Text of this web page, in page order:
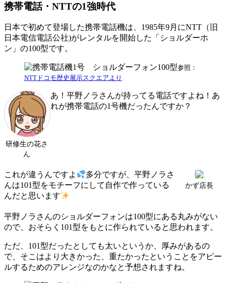
携帯電話・NTTの1強時代
日本で初めて登場した携帯電話機は、1985年9月にNTT（旧
日本電信電話公社)がレンタルを開始した「ショルダーホ
ン」の100型です。
参照：
NTTドコモ歴史展示スクエアより
研修生の花さ
ん
あ！平野ノラさんが持ってる電話ですよね！あ
れが携帯電話の1号機だったんですか？
これが違うんですよ
多分ですが、平野ノラさ
んは101型をモチーフにして自作で作っている
んだと思います
かず店長
平野ノラさんのショルダーフォンは100型にある丸みがない
ので、おそらく101型をもとに作られていると思われます。
ただ、101型だったとしても太いというか、厚みがあるの
で、そこはより大きかった、重たかったということをアピー
ルするためのアレンジなのかなと予想されますね。